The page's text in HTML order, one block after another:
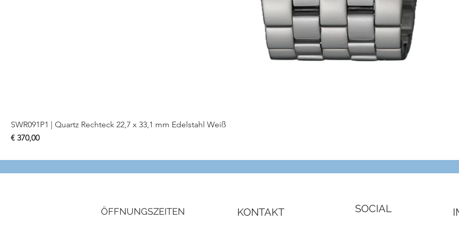
SWR091P1 | Quartz Rechteck 22,7 x 33,1 mm Edelstahl Weiß
Preis
€ 370,00
ÖFFNUNGSZEITEN KONTAKT SOCIAL